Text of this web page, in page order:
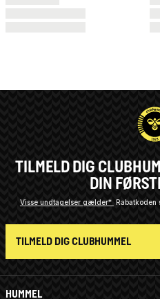
HUMMEL
TILMELD DIG
DIN
Visse undtagelser gælder* Rabatkoden
TILMELD DIG CLUBHUMMEL